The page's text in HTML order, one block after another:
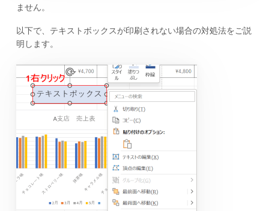
ません。
以下で、テキストボックスが印刷されない場合の対処法をご説
明します。